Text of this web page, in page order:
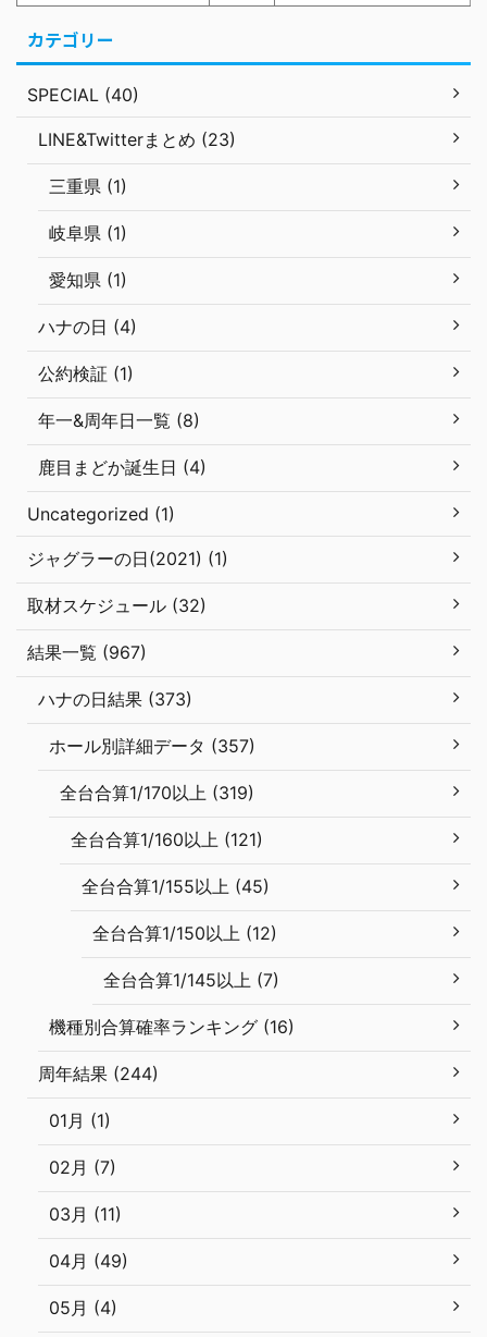
カテゴリー
SPECIAL (40)
LINE&Twitterまとめ (23)
三重県 (1)
岐阜県 (1)
愛知県 (1)
ハナの日 (4)
公約検証 (1)
年一&周年日一覧 (8)
鹿目まどか誕生日 (4)
Uncategorized (1)
ジャグラーの日(2021) (1)
取材スケジュール (32)
結果一覧 (967)
ハナの日結果 (373)
ホール別詳細データ (357)
全台合算1/170以上 (319)
全台合算1/160以上 (121)
全台合算1/155以上 (45)
全台合算1/150以上 (12)
全台合算1/145以上 (7)
機種別合算確率ランキング (16)
周年結果 (244)
01月 (1)
02月 (7)
03月 (11)
04月 (49)
05月 (4)